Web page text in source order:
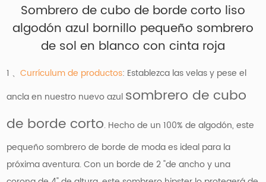
Sombrero de cubo de borde corto liso
algodón azul bornillo pequeño sombrero
de sol en blanco con cinta roja
1 、Currículum de productos: Establezca las velas y pese el
ancla en nuestro nuevo azul sombrero de cubo
de borde corto. Hecho de un 100% de algodón, este
pequeño sombrero de borde de moda es ideal para la
próxima aventura. Con un borde de 2 "de ancho y una